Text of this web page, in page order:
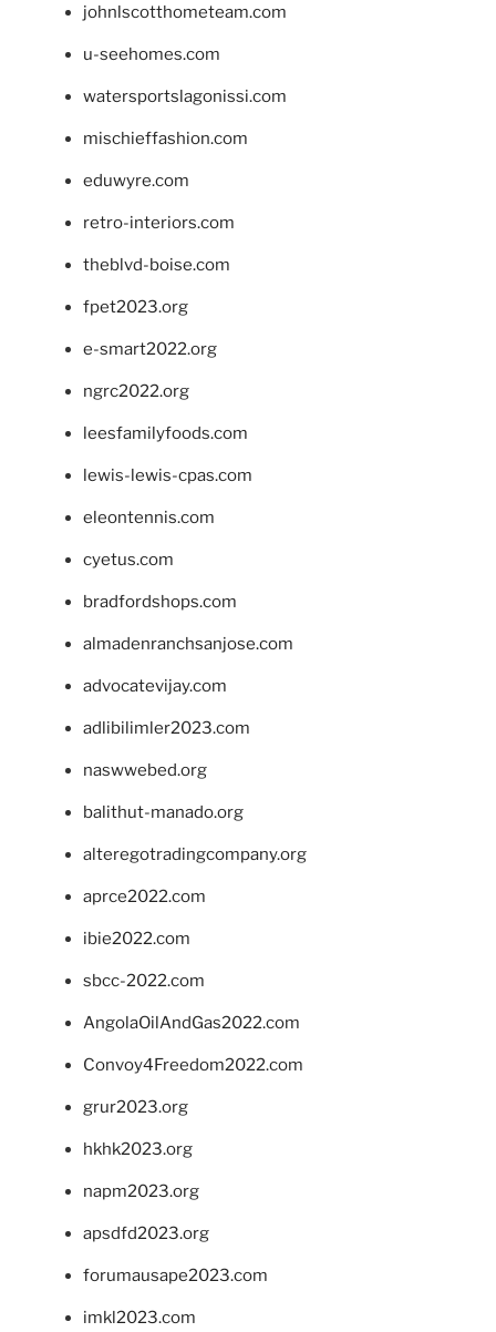
johnlscotthometeam.com
u-seehomes.com
watersportslagonissi.com
mischieffashion.com
eduwyre.com
retro-interiors.com
theblvd-boise.com
fpet2023.org
e-smart2022.org
ngrc2022.org
leesfamilyfoods.com
lewis-lewis-cpas.com
eleontennis.com
cyetus.com
bradfordshops.com
almadenranchsanjose.com
advocatevijay.com
adlibilimler2023.com
naswwebed.org
balithut-manado.org
alteregotradingcompany.org
aprce2022.com
ibie2022.com
sbcc-2022.com
AngolaOilAndGas2022.com
Convoy4Freedom2022.com
grur2023.org
hkhk2023.org
napm2023.org
apsdfd2023.org
forumausape2023.com
imkl2023.com